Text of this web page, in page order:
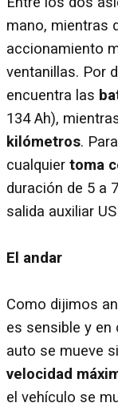
mano, mientras
accionamiento
ventanillas. Por
encuentra las
134 Ah),
kilómetros.
cualquier toma
duración de 5 a
salida auxiliar
El andar
Como dijimos
es sensible y en
auto se mueve
velocidad
el vehículo se